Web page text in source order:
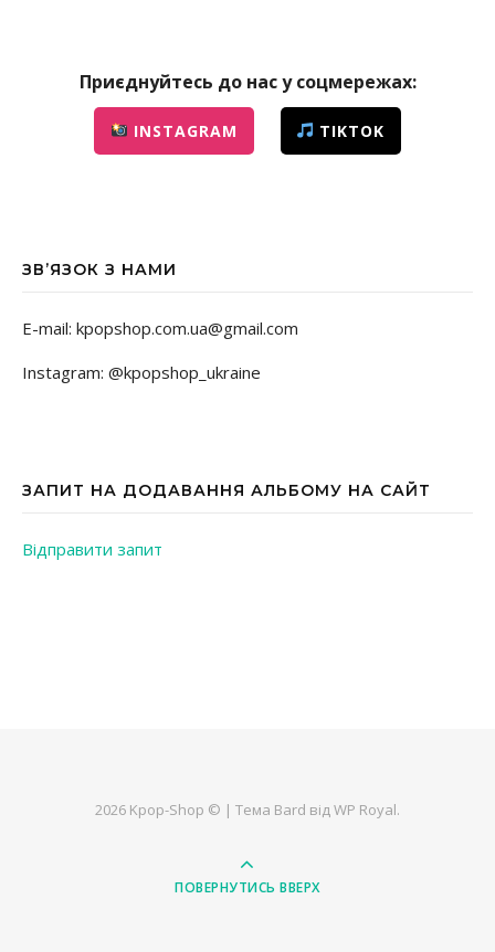
Приєднуйтесь до нас у соцмережах:
INSTAGRAM TIKTOK
ЗВ’ЯЗОК З НАМИ
E-mail: kpopshop.com.ua@gmail.com
Instagram: @kpopshop_ukraine
ЗАПИТ НА ДОДАВАННЯ АЛЬБОМУ НА САЙТ
Відправити запит
2026 Kpop-Shop © | Тема Bard відWP Royal.
ПОВЕРНУТИСЬ ВВЕРХ